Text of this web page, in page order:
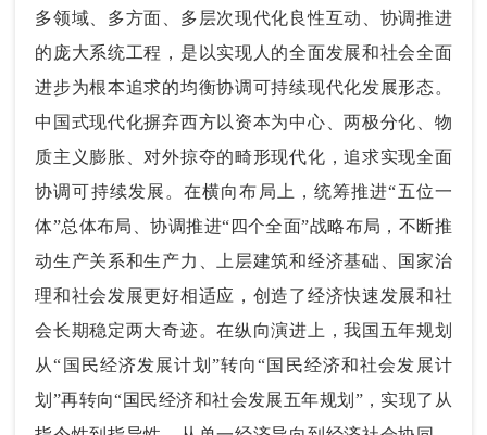
多领域、多方面、多层次现代化良性互动、协调推进
的庞大系统工程，是以实现人的全面发展和社会全面
进步为根本追求的均衡协调可持续现代化发展形态。
中国式现代化摒弃西方以资本为中心、两极分化、物
质主义膨胀、对外掠夺的畸形现代化，追求实现全面
协调可持续发展。在横向布局上，统筹推进“五位一
体”总体布局、协调推进“四个全面”战略布局，不断推
动生产关系和生产力、上层建筑和经济基础、国家治
理和社会发展更好相适应，创造了经济快速发展和社
会长期稳定两大奇迹。在纵向演进上，我国五年规划
从“国民经济发展计划”转向“国民经济和社会发展计
划”再转向“国民经济和社会发展五年规划”，实现了从